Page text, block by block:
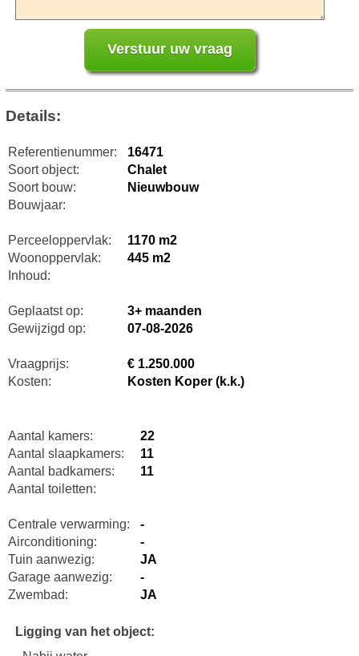
Details:
Referentienummer:
16471
Soort object:
Chalet
Soort bouw:
Nieuwbouw
Bouwjaar:
Perceeloppervlak:
1170 m2
Woonoppervlak:
445 m2
Inhoud:
Geplaatst op:
3+ maanden
Gewijzigd op:
07-08-2026
Vraagprijs:
€ 1.250.000
Kosten:
Kosten Koper (k.k.)
Aantal kamers:
22
Aantal slaapkamers:
11
Aantal badkamers:
11
Aantal toiletten:
Centrale verwarming:
-
Airconditioning:
-
Tuin aanwezig:
JA
Garage aanwezig:
-
Zwembad:
JA
Ligging van het object: